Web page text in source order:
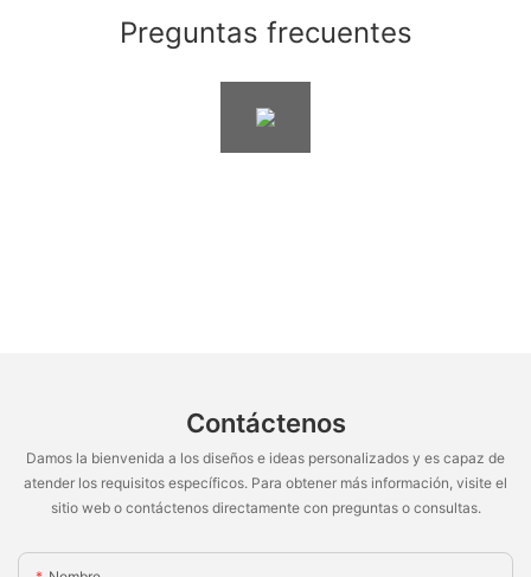
Preguntas frecuentes
Contáctenos
Damos la bienvenida a los diseños e ideas personalizados y es capaz de
atender los requisitos específicos. Para obtener más información, visite el
sitio web o contáctenos directamente con preguntas o consultas.